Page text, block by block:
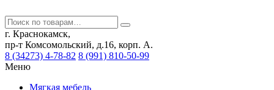
г. Краснокамск,
пр-т Комсомольский, д.16, корп. А.
8 (34273) 4-78-82 8 (991) 810-50-99
Меню
Мягкая мебель